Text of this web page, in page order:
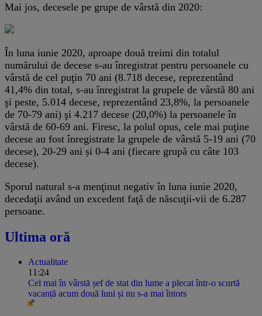
Mai jos, decesele pe grupe de vârstă din 2020:
În luna iunie 2020, aproape două treimi din totalul
numărului de decese s-au înregistrat pentru persoanele cu
vârstă de cel puţin 70 ani (8.718 decese, reprezentând
41,4% din total, s-au înregistrat la grupele de vârstă 80 ani
şi peste, 5.014 decese, reprezentând 23,8%, la persoanele
de 70-79 ani) şi 4.217 decese (20,0%) la persoanele în
vârstă de 60-69 ani. Firesc, la polul opus, cele mai puţine
decese au fost înregistrate la grupele de vârstă 5-19 ani (70
decese), 20-29 ani și 0-4 ani (fiecare grupă cu câte 103
decese).
Sporul natural s-a menţinut negativ în luna iunie 2020,
decedaţii având un excedent faţă de născuţii-vii de 6.287
persoane.
Ultima oră
Actualitate
11:24
Cel mai în vârstă șef de stat din lume a plecat într-o scurtă
vacanță acum două luni și nu s-a mai întors